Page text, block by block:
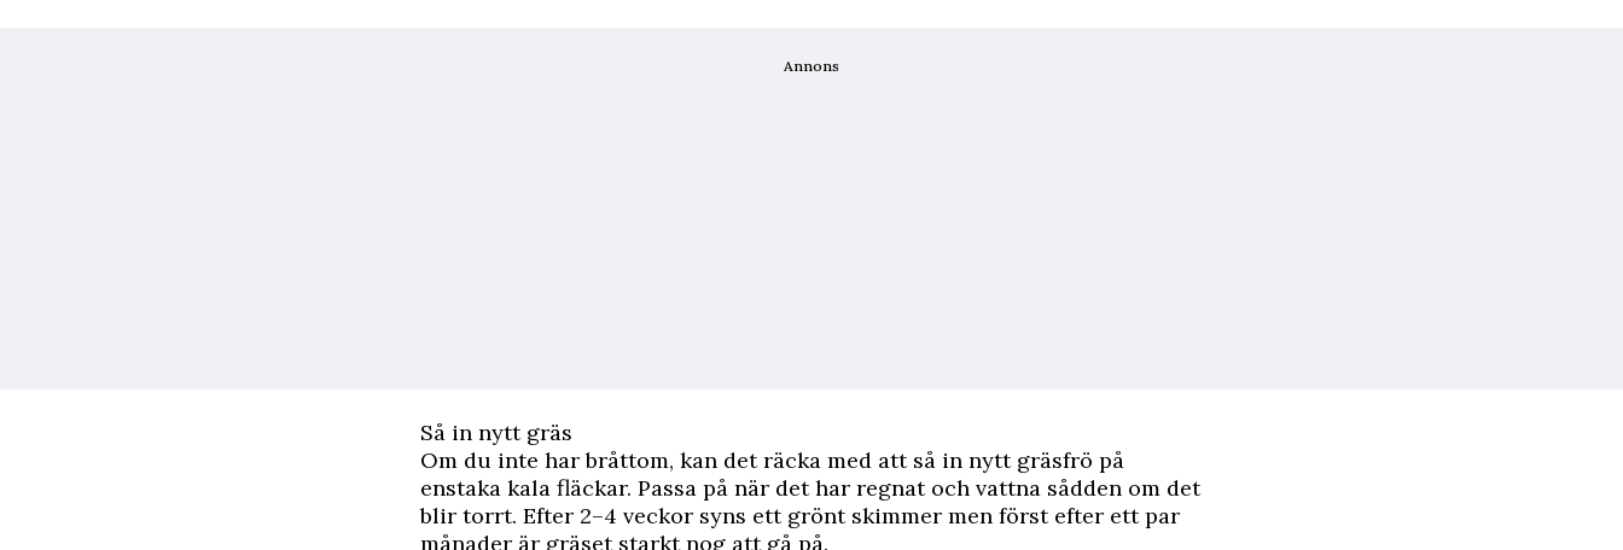
Annons
Så in nytt gräs
Om du inte har bråttom, kan det räcka med att så in nytt gräsfrö på
enstaka kala fläckar. Passa på när det har regnat och vattna sådden om det
blir torrt. Efter 2–4 veckor syns ett grönt skimmer men först efter ett par
månader är gräset starkt nog att gå på.